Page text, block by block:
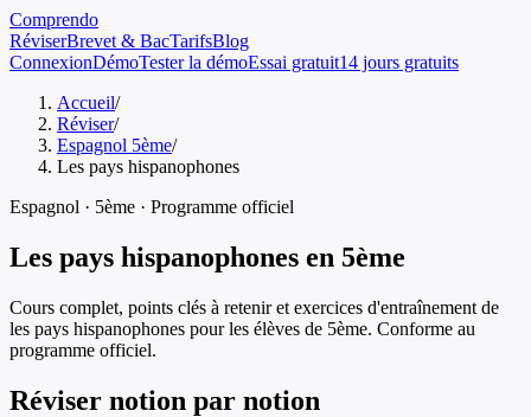
Comprendo
RéviserBrevet & BacTarifsBlog
ConnexionDémoTester la démoEssai gratuit14 jours gratuits
Accueil/
Réviser/
Espagnol 5ème/
Les pays hispanophones
Espagnol · 5ème · Programme officiel
Les pays hispanophones en 5ème
Cours complet, points clés à retenir et exercices d'entraînement de
les pays hispanophones pour les élèves de 5ème. Conforme au
programme officiel.
Réviser notion par notion